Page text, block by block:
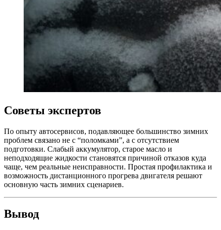
Советы экспертов
По опыту автосервисов, подавляющее большинство зимних
проблем связано не с “поломками”, а с отсутствием
подготовки. Слабый аккумулятор, старое масло и
неподходящие жидкости становятся причиной отказов куда
чаще, чем реальные неисправности. Простая профилактика и
возможность дистанционного прогрева двигателя решают
основную часть зимних сценариев.
Вывод